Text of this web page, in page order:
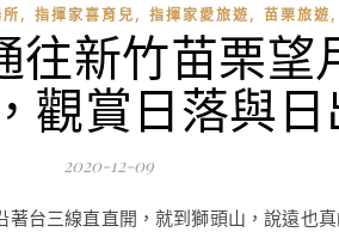
, 指揮家喜育兒, 指揮家愛旅遊, 苗栗旅遊,
新竹苗栗望
觀賞日落與日
2020-12-09
台三線直直開，就到獅頭山，說遠也